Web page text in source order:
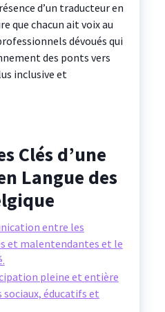
d’un traducteur en
que chacun ait voix au
dévoués qui
des ponts vers
inclusive et
Clés d’une
Langue des
entre les
et malentendantes et le
pleine et entière
éducatifs et